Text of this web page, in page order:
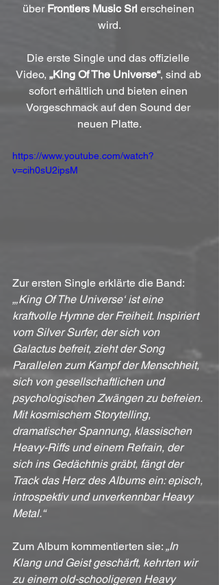
über Frontiers Music Srl erscheinen
wird.
Die erste Single und das offizielle
Video, „King Of The Universe“, sind ab
sofort erhältlich und bieten einen
Vorgeschmack auf den Sound der
neuen Platte.
https://www.youtube.com/watch?
v=cih0sU2ipsM
Zur ersten Single erklärte die Band:
„‚King Of The Universe‘ ist eine
kraftvolle Hymne der Freiheit. Inspiriert
vom Silver Surfer, der sich von
Galactus befreit, zieht der Song
Parallelen zum Kampf der Menschheit,
sich von gesellschaftlichen und
psychologischen Zwängen zu befreien.
Mit kosmischem Storytelling,
dramatischer Spannung, klassischen
Heavy-Riffs und einem Refrain, der
sich ins Gedächtnis gräbt, fängt der
Track das Herz des Albums ein: episch,
introspektiv und unverkennbar Heavy
Metal.“
Zum Album kommentierten sie: „In
Klang und Geist geschärft, kehrten wir
zu einem old-schooligeren Heavy